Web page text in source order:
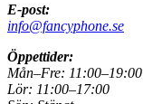
E-post:
info@fancyphone.se
Öppettider:
Mån–Fre: 11:00–19:00
Lör: 11:00–17:00